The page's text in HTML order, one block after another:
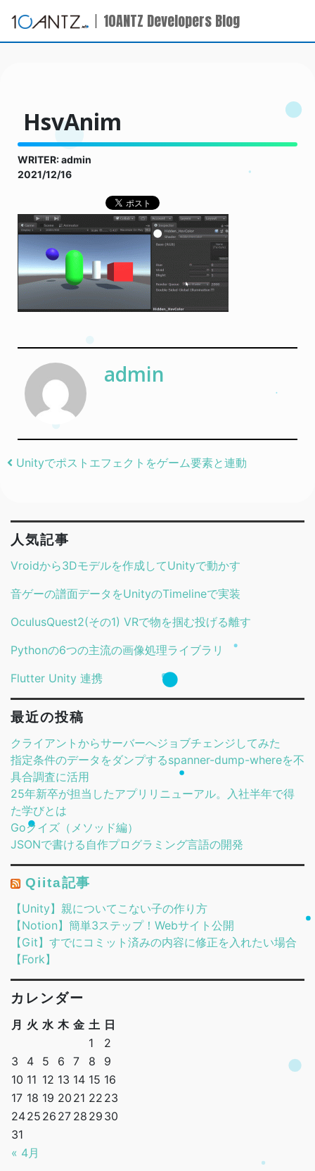
10ANTZ Developers Blog
HsvAnim
WRITER: admin
2021/12/16
admin
Post navigation
Unityでポストエフェクトをゲーム要素と連動
人気記事
Vroidから3Dモデルを作成してUnityで動かす
音ゲーの譜面データをUnityのTimelineで実装
OculusQuest2(その1) VRで物を掴む投げる離す
Pythonの6つの主流の画像処理ライブラリ
Flutter Unity 連携
最近の投稿
クライアントからサーバーへジョブチェンジしてみた
指定条件のデータをダンプするspanner-dump-whereを不
具合調査に活用
25年新卒が担当したアプリリニューアル。入社半年で得
た学びとは
Goクイズ（メソッド編）
JSONで書ける自作プログラミング言語の開発
Qiita記事
【Unity】親についてこない子の作り方
【Notion】簡単3ステップ！Webサイト公開
【Git】すでにコミット済みの内容に修正を入れたい場合
【Fork】
カレンダー
月 火 水 木 金 土 日
« 4月
1
2
3
4 5 6 7 8
9
10 11 12 13 14 15 16
17 18 19 20 21 22 23
2425 26 27 28 29 30
31